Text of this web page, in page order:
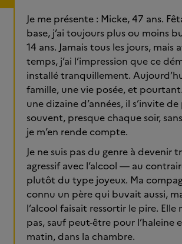
Je me présente : Micke, 47 ans.
base, j’ai toujours plus ou moins
14 ans. Jamais tous les jours, mais
temps, j’ai l’impression que ce
installé tranquillement.
famille, une vie posée, et
une dizaine d’années, il s’invite
souvent, presque chaque soir,
je m’en rende compte.
Je ne suis pas du genre à devenir
agressif avec l’alcool — au
plutôt du type joyeux. Ma
connu un père qui buvait aussi,
l’alcool faisait ressortir le pire. Elle
pas, sauf peut-être pour l’haleine
matin, dans la chambre.